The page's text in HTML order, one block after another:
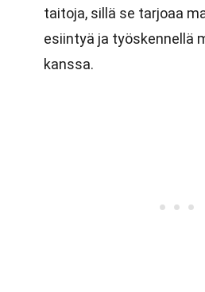
taitoja, sillä se tarjoaa
esiintyä ja työskennellä
kanssa.